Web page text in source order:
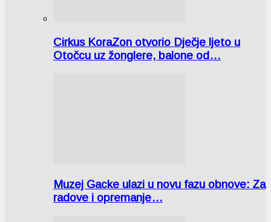
Cirkus KoraZon otvorio Dječje ljeto u
Otočcu uz žonglere, balone od…
Muzej Gacke ulazi u novu fazu obnove: Za
radove i opremanje…